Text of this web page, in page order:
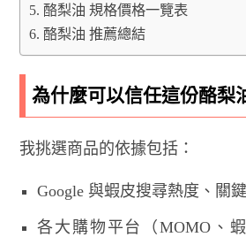
酪梨油 規格價格一覽表
酪梨油 推薦總結
為什麼可以信任這份酪梨
我挑選商品的依據包括：
Google 與蝦皮搜尋熱度、關
各大購物平台（MOMO、